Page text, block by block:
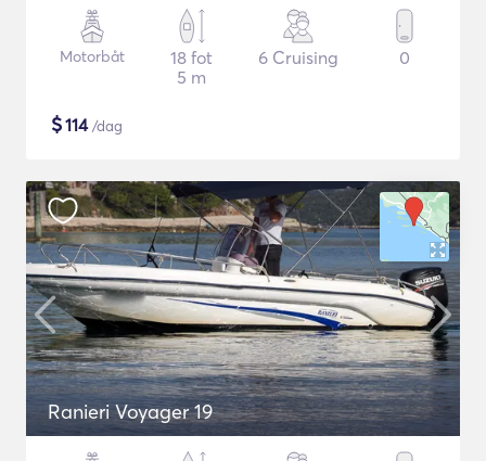
Motorbåt
18 fot
5 m
6 Cruising 0
$114/dag
Ranieri Voyager 19